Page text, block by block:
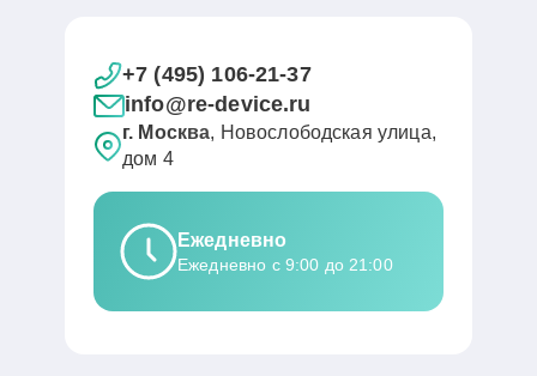
+7 (495) 106-21-37
info@re-device.ru
г. Москва, Новослободская улица,
дом 4
Ежедневно
Ежедневно с 9:00 до 21:00